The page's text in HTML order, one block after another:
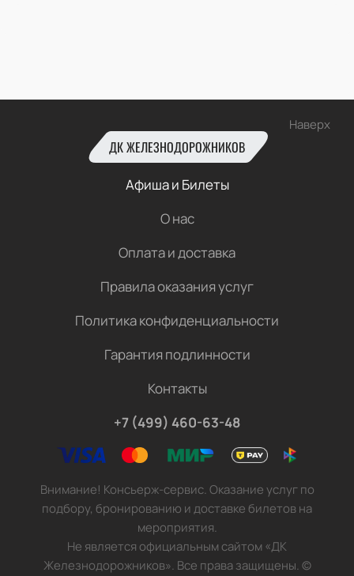
Наверх
ДК ЖЕЛЕЗНОДОРОЖНИКОВ
Афиша и Билеты
О нас
Оплата и доставка
Правила оказания услуг
Политика конфиденциальности
Гарантия подлинности
Контакты
+7 (499) 460-63-48
Внимание! Консьерж-сервис. Оказание услуг по
подбору, бронированию и доставке билетов на
мероприятия.
Не является официальным сайтом «ДК
Железнодорожников». Все права защищены.©